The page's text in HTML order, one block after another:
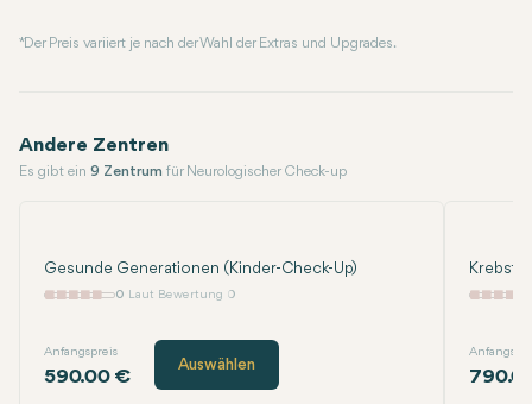
* Der Preis variiert je nach der Wahl der Extras und Upgrades.
Andere Zentren
Es gibt ein 9 Zentrum für Neurologischer Check-up
Gesunde Generationen (Kinder-Check-Up)
0 Laut Bewertung 0
Anfangspreis
590.00 €
Auswählen